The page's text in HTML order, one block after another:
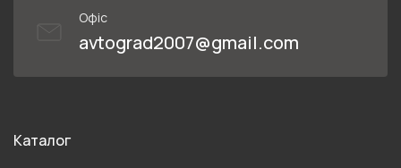
Каталог
Офіс
avtograd2007@gmail.com